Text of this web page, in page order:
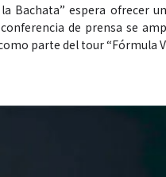
la Bachata” espera ofrecer
de prensa se
parte del tour “Fórmula